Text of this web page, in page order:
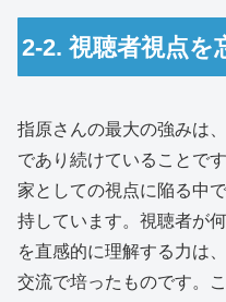
2-2. 視聴者視点
指原さんの最大の強みは
であり続けていることで
家としての視点に陥る中
持しています。視聴者が
を直感的に理解する力は
交流で培ったものです。